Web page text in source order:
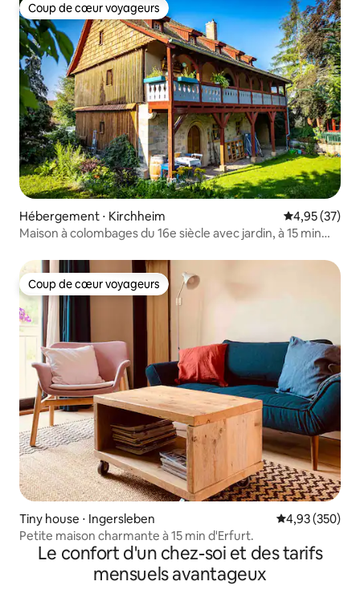
Coup de cœur voyageurs
Coup de cœur voyageurs
Hébergement ⋅ Kirchheim Évaluation
4,95 (37)
Maison à colombages du 16e siècle avec jardin, à 15 min
Coup de cœur voyageurs
Coup de cœur voyageurs
Tiny house ⋅ Ingersleben Évaluation
4,93 (350)
Petite maison charmante à 15 min d'Erfurt.
Le confort d'un chez-soi et des tarifs
mensuels avantageux